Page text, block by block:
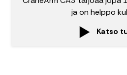
ja on helppo
Katso